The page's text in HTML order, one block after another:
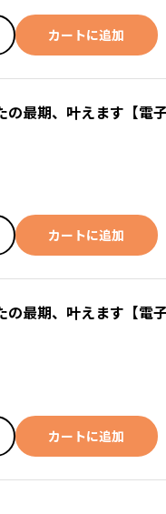
カートに追加
の最期、叶えます【電
カートに追加
の最期、叶えます【電
カートに追加